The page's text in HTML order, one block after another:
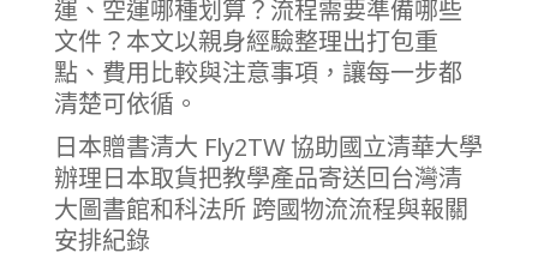
運、空運哪種划算？流程需要準備哪些
文件？本文以親身經驗整理出打包重
點、費用比較與注意事項，讓每一步都
清楚可依循。
日本贈書清大 Fly2TW 協助國立清華大學
辦理日本取貨把教學產品寄送回台灣清
大圖書館和科法所 跨國物流流程與報關
安排紀錄